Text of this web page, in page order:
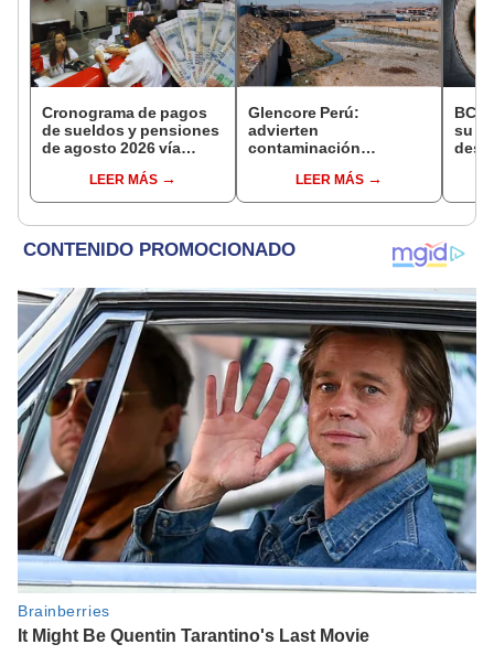
Cronograma de pagos
de sueldos y pensiones
de agosto 2026 vía
conoce las fechas de
depósito
LEER MÁS
Glencore Perú:
advierten
contaminación
minera Antapaccay en
Espinar
LEER MÁS
BCR
su